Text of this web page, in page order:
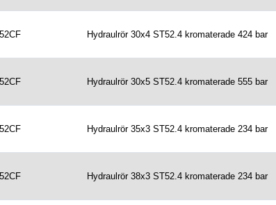
Hydraulrör 30x4 ST52.4 kromaterade 424 bar
Hydraulrör 30x5 ST52.4 kromaterade 555 bar
Hydraulrör 35x3 ST52.4 kromaterade 234 bar
Hydraulrör 38x3 ST52.4 kromaterade 234 bar